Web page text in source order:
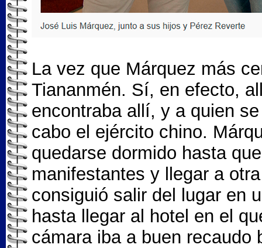
La vez que Márquez más
Tiananmén. Sí, en efecto,
encontraba allí, y a quien
cabo el ejército chino.
quedarse dormido hasta
manifestantes y llegar a
consiguió salir del lugar en
hasta llegar al hotel en el
cámara iba a buen recaudo